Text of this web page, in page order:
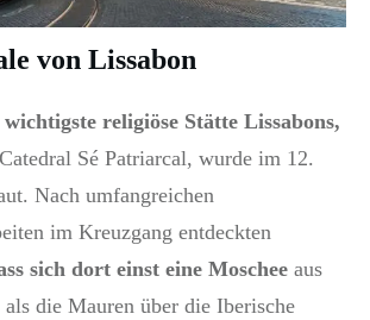
von Lissabon
religiöse Stätte Lissabons,
Catedral Sé Patriarcal, wurde im 12.
Nach umfangreichen
im Kreuzgang entdeckten
sich dort einst eine Moschee aus
die Mauren über die Iberische